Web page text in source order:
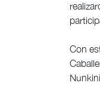
Con